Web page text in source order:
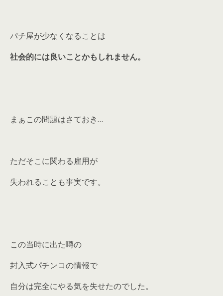
パチ屋が少なくなることは
社会的には良いことかもしれません。
まぁこの問題はさておき…
ただそこに関わる雇用が
失われることも事実です。
この当時に出た噂の
封入式パチンコの情報で
自分は完全にやる気を失せたのでした。